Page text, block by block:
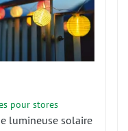
pour stores
lumineuse solaire